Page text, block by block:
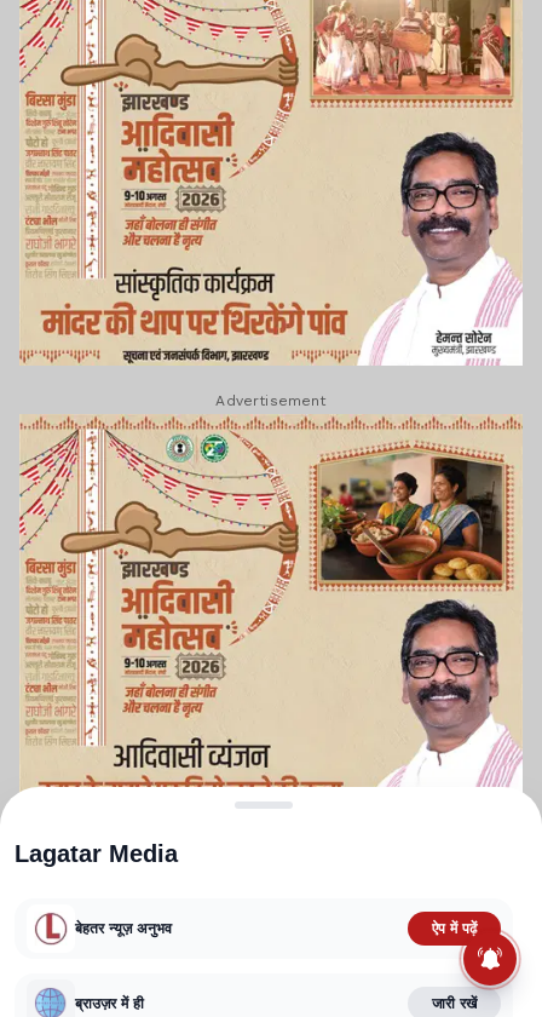
Advertisement
TERMS AND CONDITIONS
CORRECTIONS POLICY
FACT CHECKING POLICY
Lagatar Media
बेहतर न्यूज़ अनुभव ऐप में पढ़ें
ब्राउज़र में ही जारी रखें